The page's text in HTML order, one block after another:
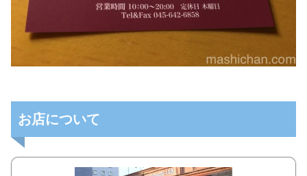
お店について